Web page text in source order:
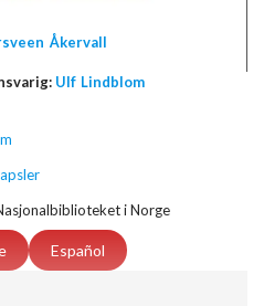
Åkervall
Ulf Lindblom
i Norge
Español